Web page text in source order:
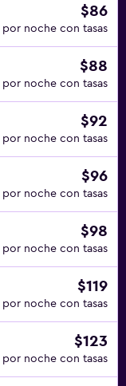
$86
por noche con tasas
$88
por noche con tasas
$92
por noche con tasas
$96
por noche con tasas
$98
por noche con tasas
$119
por noche con tasas
$123
por noche con tasas